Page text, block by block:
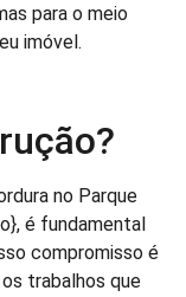
para o meio
imóvel.
no Parque
é fundamental
compromisso é
trabalhos que